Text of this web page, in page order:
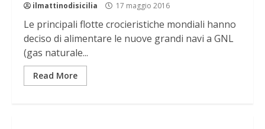
ilmattinodisicilia 17 maggio 2016
Le principali flotte crocieristiche mondiali hanno
deciso di alimentare le nuove grandi navi a GNL
(gas naturale...
Read More